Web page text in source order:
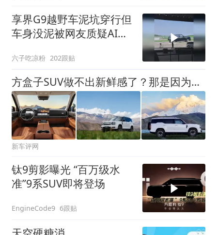
享界G9越野车泥坑穿行但
车身没泥被网友质疑AI，
六子吃凉粉 202跟贴
方盒子SUV做不出新鲜感了？那是因为之前没有它
新车评网
钛9剪影曝光 “百万级水
准”9系SUV即将登场
EngineCode9 6跟贴